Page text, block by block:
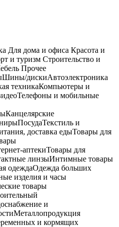
Для дома и офиса Красота и
и туризм Строительство и
Прочее
Шины/дискиАвтоэлектроника
техникаКомпьютеры и
Телефоны и мобильные
Канцелярские
ПосудаТекстиль и
доставка едыТовары для
аптекиТовары для
линзыИнтимные товары
одеждаОдежда больших
изделия и часы
товары
и
Металлопродукция
и кормящих